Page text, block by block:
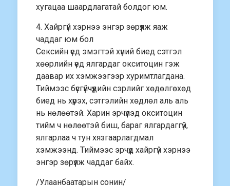
хугацаа шаардлагатай болдог юм.
4. Хайргүй хэрнээ энгэр зөрүүлж яаж
чаддаг юм бол
Сексийн үед эмэгтэй хүний биед сэтгэл
хөөрлийн үед ялгардаг окситоцин гэж
даавар их хэмжээгээр хуримтлагдана.
Тиймээс бүсгүйчүүдийн сэрлийг хөдөлгөхөд
биед нь хүрэх, сэтгэлийн хөдлөл аль аль
нь нөлөөтэй. Харин эрчүүлэд окситоцин
тийм ч нөлөөтэй биш, бараг ялгардаггүй,
ялгарлаа ч тун хязгаарлагдмал
хэмжээнд. Тиймээс эрчүүд хайргүй хэрнээ
энгэр зөрүүлж чаддаг байх.
/Улаанбаатарын сонин/